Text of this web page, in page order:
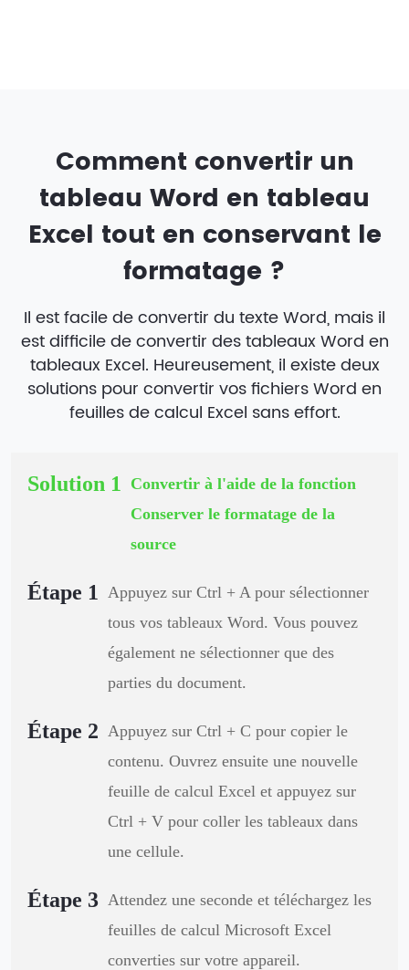
Comment convertir un
tableau Word en tableau
Excel tout en conservant le
formatage ?
Il est facile de convertir du texte Word, mais il
est difficile de convertir des tableaux Word en
tableaux Excel. Heureusement, il existe deux
solutions pour convertir vos fichiers Word en
feuilles de calcul Excel sans effort.
Solution 1
Convertir à l'aide de la fonction
Conserver le formatage de la
source
Étape 1
Appuyez sur Ctrl + A pour sélectionner
tous vos tableaux Word. Vous pouvez
également ne sélectionner que des
parties du document.
Étape 2 Appuyez sur Ctrl + C pour copier le
contenu. Ouvrez ensuite une nouvelle
feuille de calcul Excel et appuyez sur
Ctrl + V pour coller les tableaux dans
une cellule.
Étape 3 Attendez une seconde et téléchargez les
feuilles de calcul Microsoft Excel
converties sur votre appareil.